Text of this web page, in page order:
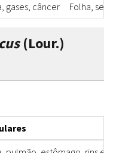
gases, câncer Folha,
(Lour.)